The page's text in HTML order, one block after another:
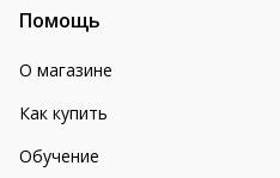
Помощь
О магазине
Как купить
Обучение